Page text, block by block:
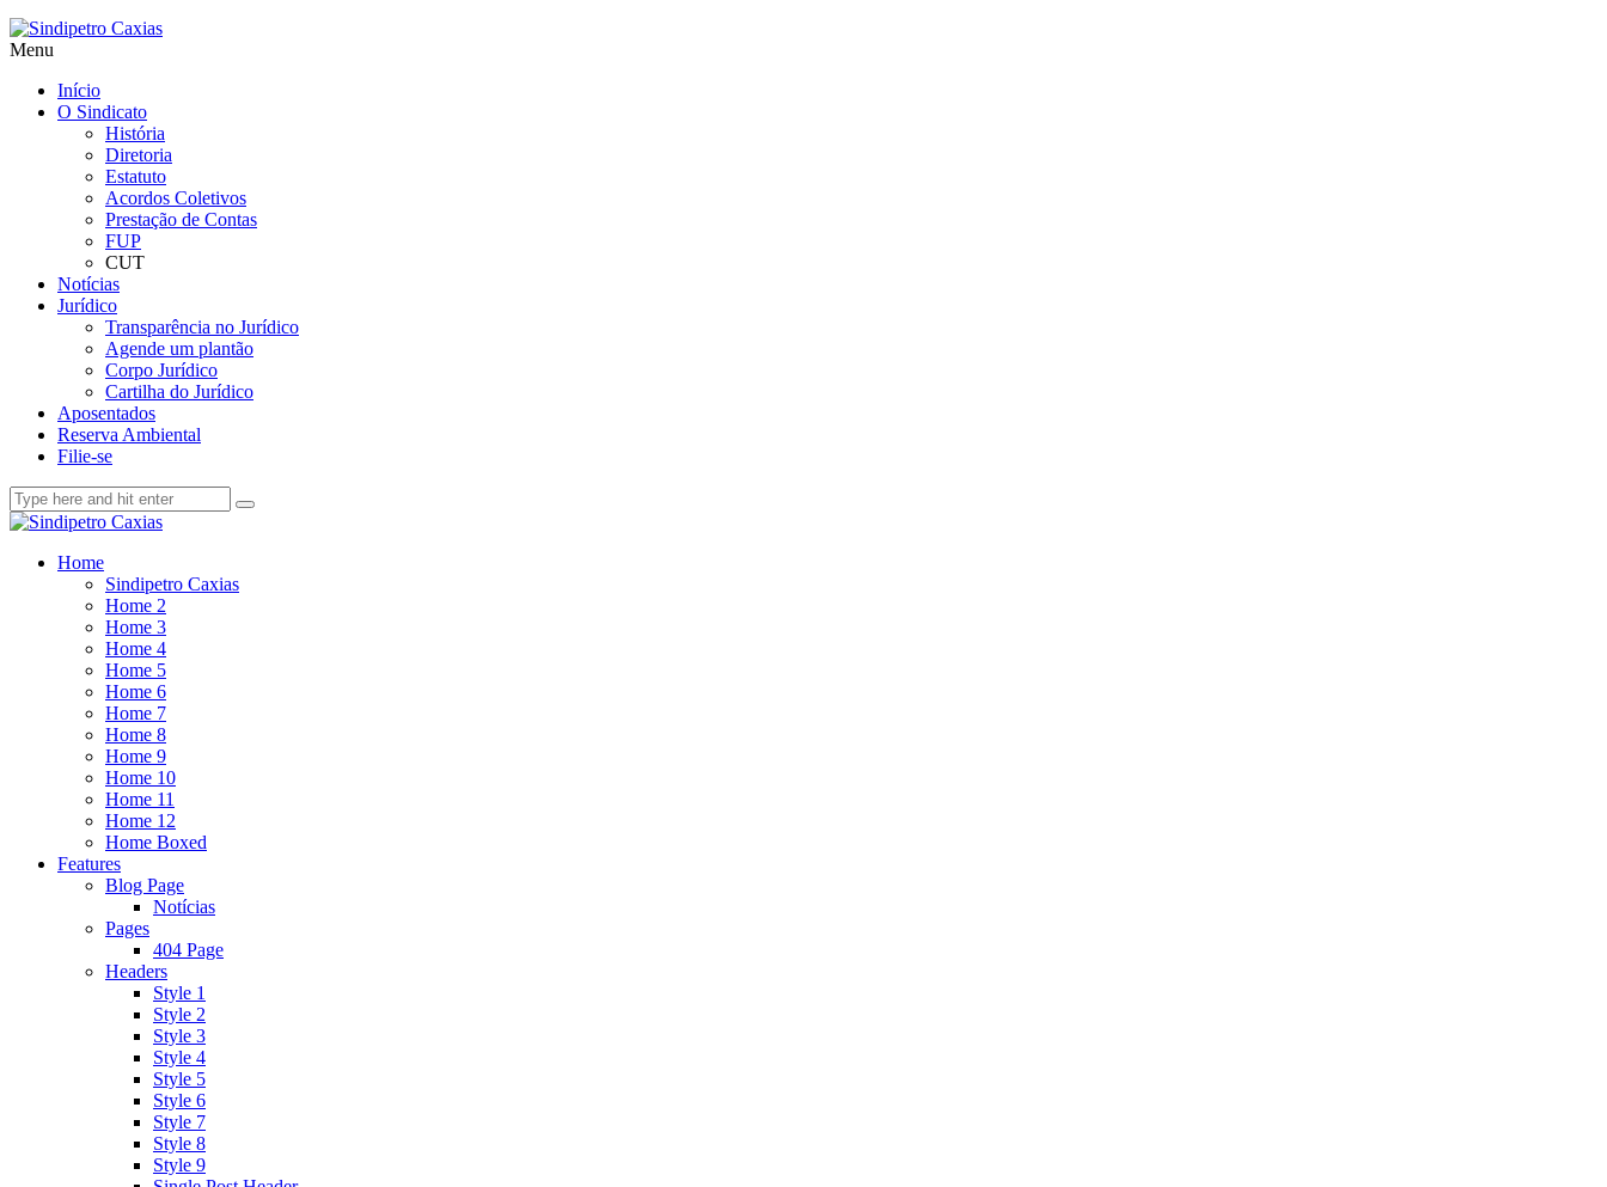
Menu
Início
O Sindicato
História
Diretoria
Estatuto
Acordos Coletivos
Prestação de Contas
FUP
CUT
Notícias
Jurídico
Transparência no Jurídico
Agende um plantão
Corpo Jurídico
Cartilha do Jurídico
Aposentados
Reserva Ambiental
Filie-se
Home
Sindipetro Caxias
Home 2
Home 3
Home 4
Home 5
Home 6
Home 7
Home 8
Home 9
Home 10
Home 11
Home 12
Home Boxed
Features
Blog Page
Notícias
Pages
404 Page
Headers
Style 1
Style 2
Style 3
Style 4
Style 5
Style 6
Style 7
Style 8
Style 9